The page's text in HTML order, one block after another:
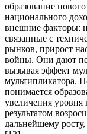
образование
национального
внешние факторы:
связанные с
рынков, прирост
войны. Они дают
вызывая эффект
мультипликатора.
понимается
увеличения уровня
результатом
дальнейшему